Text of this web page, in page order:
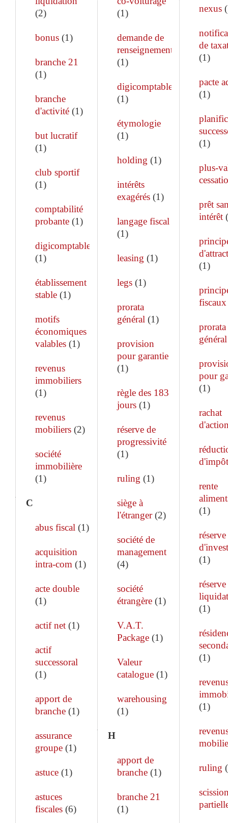
(2)
bonus (1)
branche 21
(1)
branche
d'activité (1)
but lucratif
(1)
club sportif
(1)
comptabilité
probante (1)
digicomptable
(1)
établissement
stable (1)
motifs
économiques
valables (1)
revenus
immobiliers
(1)
revenus
mobiliers (2)
société
immobilière
(1)
C
abus fiscal (1)
acquisition
intra-com (1)
acte double
(1)
actif net (1)
actif
successoral
(1)
apport de
branche (1)
assurance
groupe (1)
astuce (1)
astuces
fiscales (6)
(1)
demande de
renseignements
(1)
digicomptable
(1)
étymologie
(1)
holding (1)
intérêts
exagérés(1)
langage fiscal
(1)
leasing (1)
legs(1)
prorata
général (1)
provision
pour garantie
(1)
règle des 183
jours(1)
réserve de
progressivité
(1)
ruling (1)
siège à
l'étranger(2)
société de
management
(4)
société
étrangère(1)
V.A.T.
Package(1)
Valeur
catalogue(1)
warehousing
(1)
H
apport de
branche(1)
branche 21
(1)
nexus(
de
(1)
pacte
(1)
(1)
plus-
prêt
intérêt(
(1)
fiscaux
prorata
général
pour
(1)
rachat
d'impôt
rente
(1)
réserve
(1)
(1)
(1)
(1)
ruling (